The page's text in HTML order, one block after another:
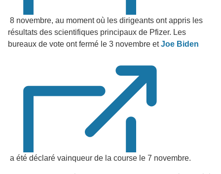
8 novembre, au moment où les dirigeants ont appris les
résultats des scientifiques principaux de Pfizer. Les
bureaux de vote ont fermé le 3 novembre et Joe Biden
a été déclaré vainqueur de la course le 7 novembre.